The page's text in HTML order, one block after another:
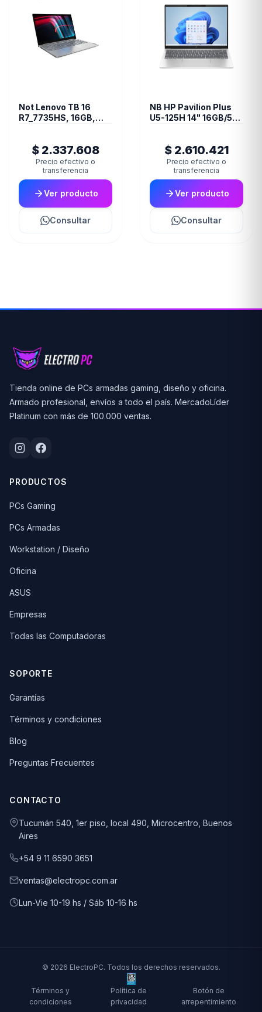
Not Lenovo TB 16
R7_7735HS, 16GB,
$ 2.337.608
Precio efectivo o
transferencia
Ver producto
Consultar
NB HP Pavilion Plus
U5-125H 14" 16GB/512
$ 2.610.421
Precio efectivo o
transferencia
Ver producto
Consultar
Tienda online de PCs armadas gaming, diseño y oficina.
Armado profesional, envíos a todo el país. MercadoLíder
Platinum con más de 100.000 ventas.
PRODUCTOS
PCs Gaming
PCs Armadas
Workstation / Diseño
Oficina
ASUS
Empresas
Todas las Computadoras
SOPORTE
Garantías
Términos y condiciones
Blog
Preguntas Frecuentes
CONTACTO
Tucumán 540, 1er piso, local 490, Microcentro, Buenos
Aires
+54 9 11 6590 3651
ventas@electropc.com.ar
Lun-Vie 10-19 hs / Sáb 10-16 hs
© 2026 ElectroPC. Todos los derechos reservados.
Términos y
condiciones
Política de
privacidad
Botón de
arrepentimiento